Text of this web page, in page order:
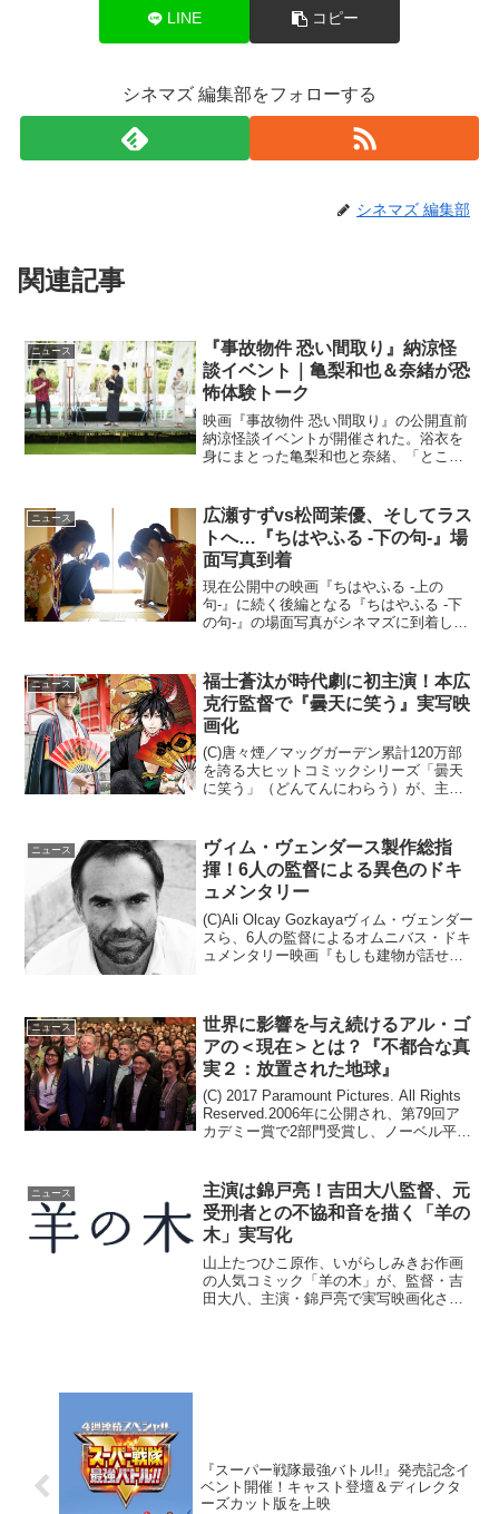
LINE コピー
シネマズ 編集部をフォローする
シネマズ 編集部
関連記事
ニュース
『事故物件 恐い間取り』納涼怪
談イベント｜亀梨和也＆奈緒が恐
怖体験トーク
映画『事故物件 恐い間取り』の公開直前
納涼怪談イベントが開催された。浴衣を
身にまとった亀梨和也と奈緒、「ところ
みます芸人＞松原タニシが登場。古来よ
り霊と深い関係を持つ...
ニュース
広瀬すずvs松岡茉優、そしてラス
トへ…『ちはやふる -下の句-』場
面写真到着
現在公開中の映画『ちはやふる -上の
句-』に続く後編となる『ちはやふる -下
の句-』の場面写真がシネマズに到着し
句-』新に都大会優勝を報告する千早（広
瀬すず）に、思わぬ...
ニュース
福士蒼汰が時代劇に初主演！本広
克行監督で『曇天に笑う』実写映
画化
(C)唐々煙／マッグガーデン累計120万部
を誇る大ヒットコミックシリーズ「曇天
に笑う」（どんてんにわらう）が、主
となった。福士蒼汰×本広克行監督が初タ
ッグ！映画『曇天に...
ニュース
ヴィム・ヴェンダース製作総指
揮！6人の監督による異色のドキ
ュメンタリー
(C)Ali Olcay Gozkayaヴィム・ヴェンダー
スら、6人の監督によるオムニバス・ドキ
ュメンタリー映画『もしも建物が話せた
ニュース
世界に影響を与え続けるアル・ゴ
アの＜現在＞とは？『不都合な真
実２：放置された地球』
(C) 2017 Paramount Pictures. All Rights
Reserved.2006年に公開され、第79回ア
カデミー賞で2部門受賞し、ノーベル平和
な...
ニュース
主演は錦戸亮！吉田大八監督、元
受刑者との不協和音を描く「羊の
木」実写化
山上たつひこ原作、いがらしみきお作画
の人気コミック「羊の木」が、監督・吉
田大八、主演・錦戸亮で実写映画化され
『スーパー戦隊最強バトル!!』発売記念イ
ベント開催！キャスト登壇＆ディレクタ
ーズカット版を上映